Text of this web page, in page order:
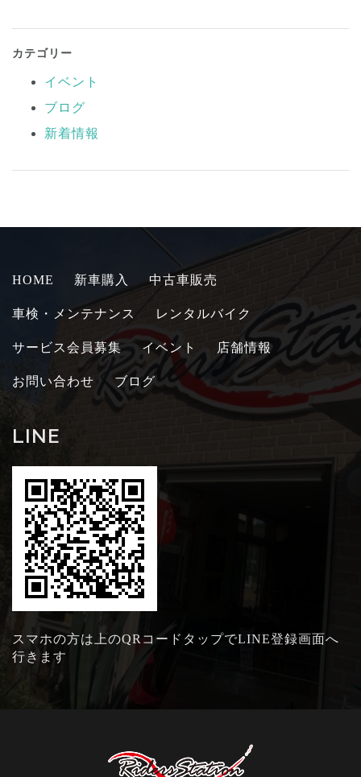
カテゴリー
イベント
ブログ
新着情報
HOME 新車購入 中古車販売
車検・メンテナンス レンタルバイク
サービス会員募集 イベント 店舗情報
お問い合わせ ブログ
LINE
スマホの方は上のQRコードタップでLINE登録画面へ
行きます